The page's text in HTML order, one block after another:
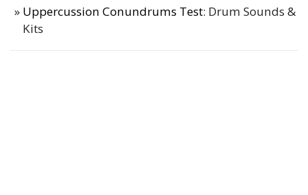
Uppercussion Conundrums Test: Drum Sounds &
Kits